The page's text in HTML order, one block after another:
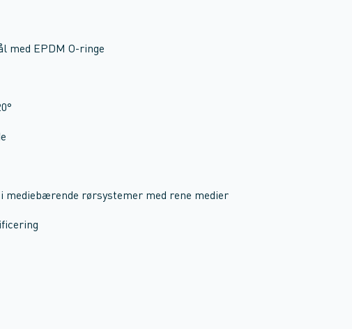
med EPDM O-ringe
i mediebærende rørsystemer med rene medier